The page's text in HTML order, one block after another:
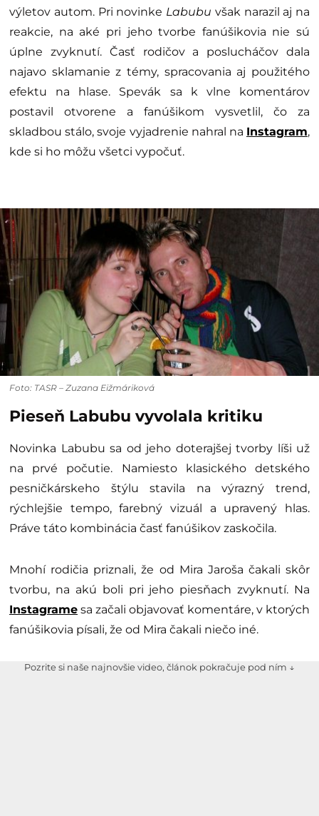
výletov autom. Pri novinke Labubu však narazil aj na
reakcie, na aké pri jeho tvorbe fanúšikovia nie sú
úplne zvyknutí. Časť rodičov a poslucháčov dala
najavo sklamanie z témy, spracovania aj použitého
efektu na hlase. Spevák sa k vlne komentárov
postavil otvorene a fanúšikom vysvetlil, čo za
skladbou stálo, svoje vyjadrenie nahral na Instagram,
kde si ho môžu všetci vypočuť.
Foto: TASR – Zuzana Eižmáriková
Pieseň Labubu vyvolala kritiku
Novinka Labubu sa od jeho doterajšej tvorby líši už
na prvé počutie. Namiesto klasického detského
pesničkárskeho štýlu stavila na výrazný trend,
rýchlejšie tempo, farebný vizuál a upravený hlas.
Práve táto kombinácia časť fanúšikov zaskočila.
Mnohí rodičia priznali, že od Mira Jaroša čakali skôr
tvorbu, na akú boli pri jeho piesňach zvyknutí. Na
Instagrame sa začali objavovať komentáre, v ktorých
fanúšikovia písali, že od Mira čakali niečo iné.
Pozrite si naše najnovšie video, článok pokračuje pod ním ↓